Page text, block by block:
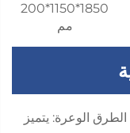
1850*1150*200
مم
الوعرة: يتميز